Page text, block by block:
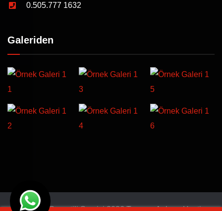
0.505.777 1632
Galeriden
© Türkiye Garantili Servisi 2026 TasarımAnkara Hosting